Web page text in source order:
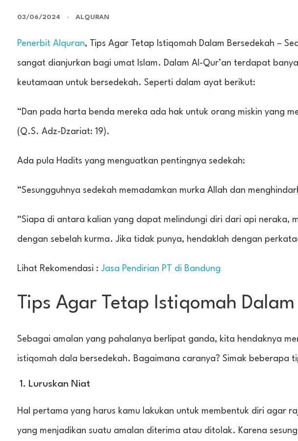
03/06/2024 ALQURAN
Penerbit Alquran, Tips Agar Tetap Istiqomah Dalam Bersedekah –
sangat dianjurkan bagi umat Islam. Dalam Al-Qur’an terdapat
keutamaan untuk bersedekah. Seperti dalam ayat berikut:
“Dan pada harta benda mereka ada hak untuk orang miskin yang
(Q.S. Adz-Dzariat: 19).
Ada pula Hadits yang menguatkan pentingnya sedekah:
“Sesungguhnya sedekah memadamkan murka Allah dan
“Siapa di antara kalian yang dapat melindungi diri dari api neraka,
dengan sebelah kurma. Jika tidak punya, hendaklah dengan
Lihat Rekomendasi : Jasa Pendirian PT di Bandung
Tips Agar Tetap Istiqomah Dalam
Sebagai amalan yang pahalanya berlipat ganda, kita hendaknya
istiqomah dala bersedekah. Bagaimana caranya? Simak beberapa
1. Luruskan Niat
Hal pertama yang harus kamu lakukan untuk membentuk diri agar
yang menjadikan suatu amalan diterima atau ditolak. Karena